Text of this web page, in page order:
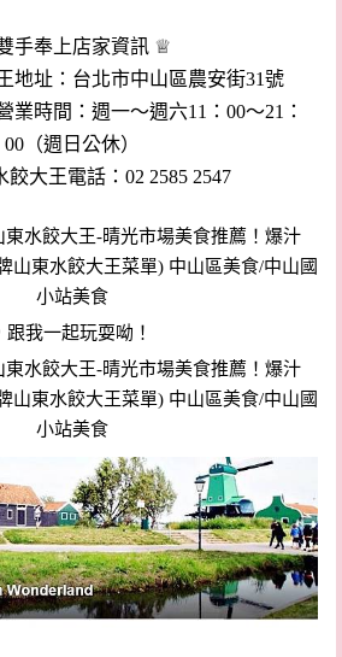
手奉上店家資訊 ♕
地址：台北市中山區農安街31號
業時間：週一～週六11：00～21：
00（週日公休）
餃大王電話：02 2585 2547
我一起玩耍呦！